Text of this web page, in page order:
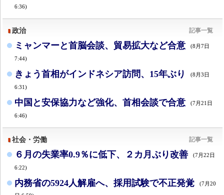
6:36)
政治 記事一覧
ミャンマーと首脳会談、貿易拡大など合意 (8月7日
7:44)
きょう首相がインドネシア訪問、15年ぶり (8月3日
6:31)
中国と安保協力など強化、首相会談で合意 (7月21日
6:46)
社会・労働 記事一覧
６月の失業率0.9％に低下、２カ月ぶり改善 (7月22日
6:22)
内務省の5924人解雇へ、採用試験で不正発覚
(7月20